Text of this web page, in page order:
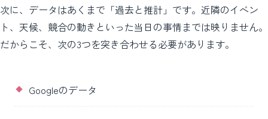
次に、データはあくまで「過去と推計」です。近隣のイベン
ト、天候、競合の動きといった当日の事情までは映りません。
だからこそ、次の3つを突き合わせる必要があります。
Googleのデータ